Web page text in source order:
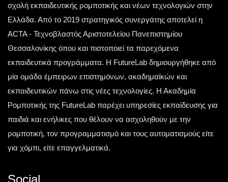
σχολή εκπαιδευτικής ρομποτικής και νέων τεχνολογιών στην
Ελλάδα. Από το 2019 στρατηγικός συνεργάτης αποτελεί η
ACTA - Τεχνοβλαστός Αριστοτελείου Πανεπιστημίου
Θεσσαλονίκης όπου και πιστοποιεί τα παρεχόμενα
εκπαιδευτικά προγράμματα. Η FutureLab δημιουργήθηκε από
μία ομάδα έμπειρων επιστημόνων, ακαδημαϊκών και
εκπαιδευτικών πάνω στις νέες τεχνολογίες. Η Ακαδημία
Ρομποτικής της FutureLab παρέχει υπηρεσίες εκπαίδευσης για
παιδιά και ενήλικες που θέλουν να ασχοληθούν με την
ρομποτική, τον προγραμματισμό και τους αυτοματισμούς είτε
για χόμπι, είτε επαγγελματικά.
Social